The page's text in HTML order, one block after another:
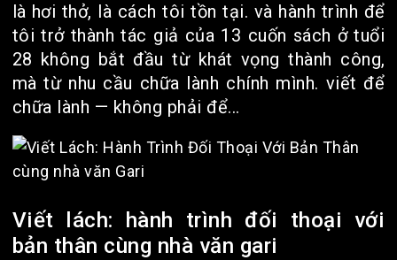
là hơi thở, là cách tôi tồn tại. và hành trình để
tôi trở thành tác giả của 13 cuốn sách ở tuổi
28 không bắt đầu từ khát vọng thành công,
mà từ nhu cầu chữa lành chính mình. viết để
chữa lành — không phải để...
Viết lách: hành trình đối thoại với
bản thân cùng nhà văn gari